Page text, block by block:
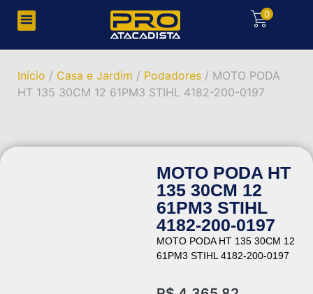
0
Início / Casa e Jardim / Podadores / MOTO PODA
HT 135 30CM 12 61PM3 STIHL 4182-200-0197
MOTO PODA HT
135 30CM 12
61PM3 STIHL
4182-200-0197
MOTO PODA HT 135 30CM 12
61PM3 STIHL 4182-200-0197